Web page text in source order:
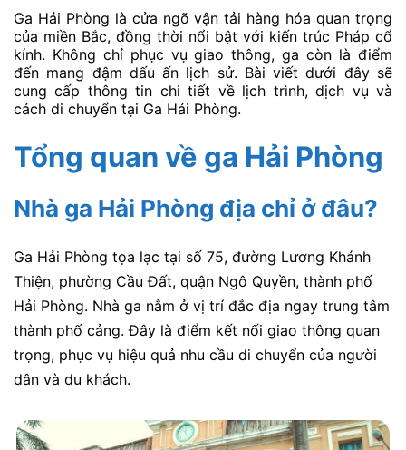
Ga Hải Phòng là cửa ngõ vận tải hàng hóa quan trọng
của miền Bắc, đồng thời nổi bật với kiến trúc Pháp cổ
kính. Không chỉ phục vụ giao thông, ga còn là điểm
đến mang đậm dấu ấn lịch sử. Bài viết dưới đây sẽ
cung cấp thông tin chi tiết về lịch trình, dịch vụ và
cách di chuyển tại Ga Hải Phòng.
Tổng quan về ga Hải Phòng
Nhà ga Hải Phòng địa chỉ ở đâu?
Ga Hải Phòng tọa lạc tại số 75, đường Lương Khánh
Thiện, phường Cầu Đất, quận Ngô Quyền, thành phố
Hải Phòng. Nhà ga nằm ở vị trí đắc địa ngay trung tâm
thành phố cảng. Đây là điểm kết nối giao thông quan
trọng, phục vụ hiệu quả nhu cầu di chuyển của người
dân và du khách.